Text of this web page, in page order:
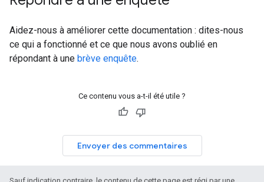
Aidez-nous à améliorer cette documentation : dites-nous
ce qui a fonctionné et ce que nous avons oublié en
répondant à une brève enquête.
Ce contenu vous a-t-il été utile ?
Envoyer des commentaires